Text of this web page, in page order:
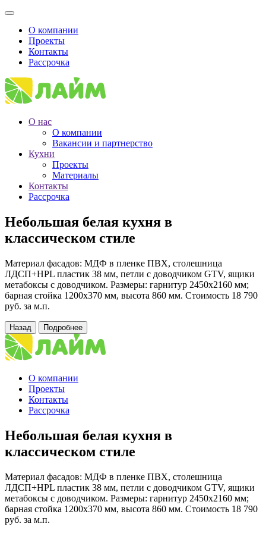
О компании
Проекты
Контакты
Рассрочка
О нас
О компании
Вакансии и партнерство
Кухни
Проекты
Материалы
Контакты
Рассрочка
Небольшая белая кухня в
классическом стиле
Материал фасадов: МДФ в пленке ПВХ, столешница
ЛДСП+HPL пластик 38 мм, петли с доводчиком GTV, ящики
метабоксы с доводчиком. Размеры: гарнитур 2450х2160 мм;
барная стойка 1200х370 мм, высота 860 мм. Стоимость 18 790
руб. за м.п.
Назад Подробнее
О компании
Проекты
Контакты
Рассрочка
Небольшая белая кухня в
классическом стиле
Материал фасадов: МДФ в пленке ПВХ, столешница
ЛДСП+HPL пластик 38 мм, петли с доводчиком GTV, ящики
метабоксы с доводчиком. Размеры: гарнитур 2450х2160 мм;
барная стойка 1200х370 мм, высота 860 мм. Стоимость 18 790
руб. за м.п.